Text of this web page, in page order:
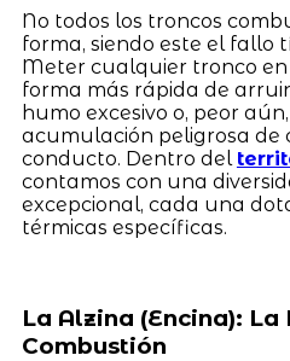
No todos los troncos
forma, siendo este el fallo
Meter cualquier tronco en
forma más rápida de
humo excesivo o, peor
acumulación peligrosa de
conducto. Dentro del
contamos con una
excepcional, cada una
térmicas específicas.
La Alzina (Encina): La
Combustión